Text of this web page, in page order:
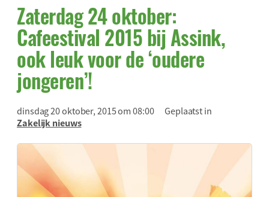
Zaterdag 24 oktober:
Cafeestival 2015 bij Assink,
ook leuk voor de ‘oudere
jongeren’!
dinsdag 20 oktober, 2015 om 08:00
Geplaatst in
Zakelijk nieuws